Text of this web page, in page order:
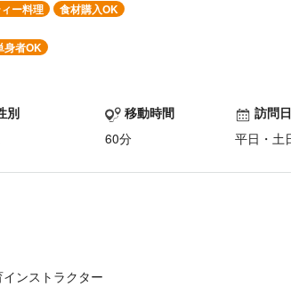
ー料理 食材購入OK
身者OK
別
移動時間
60分
訪問日
平日・土
ンストラクター